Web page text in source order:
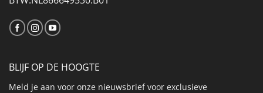
BLIJF OP DE HOOGTE
Meld je aan voor onze nieuwsbrief voor exclusieve